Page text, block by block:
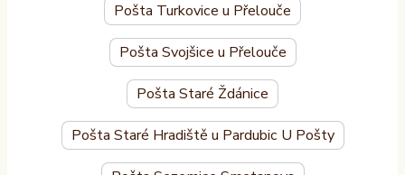
Pošta Turkovice u Přelouče
Pošta Svojšice u Přelouče
Pošta Staré Ždánice
Pošta Staré Hradiště u Pardubic U Pošty